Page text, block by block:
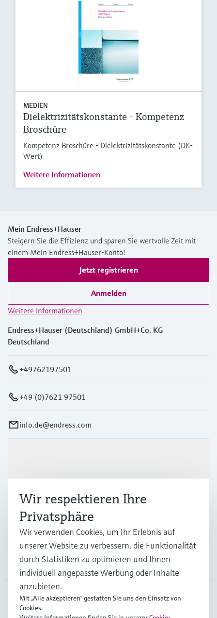
MEDIEN
Dielektrizitätskonstante - Kompetenz
Broschüre
Kompetenz Broschüre - Dielektrizitätskonstante (DK-
Wert)
Weitere Informationen
Mein Endress+Hauser
Steigern Sie die Effizienz und sparen Sie wertvolle Zeit mit
einem Mein Endress+Hauser-Konto!
Jetzt registrieren
Anmelden
Weitere Informationen
Endress+Hauser (Deutschland) GmbH+Co. KG
Deutschland
+49762197501
+49 (0)7621 97501
info.de@endress.com
Branchen
Support
Unternehmen
DEU
Wir respektieren Ihre
Privatsphäre
Wir verwenden Cookies, um Ihr Erlebnis auf
unserer Website zu verbessern, die Funktionalität
durch Statistiken zu optimieren und Ihnen
individuell angepasste Werbung oder Inhalte
anzubieten.
Mit „Alle akzeptieren“ gestatten Sie uns den Einsatz von
Cookies.